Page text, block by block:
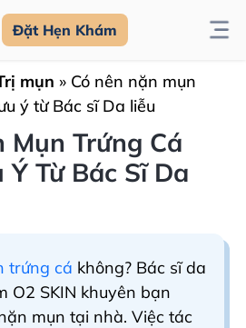
Đặt Hẹn Khám
mụn » Có nên nặn mụn
ý từ Bác sĩ Da liễu
Mụn Trứng Cá
Ý Từ Bác Sĩ Da
trứng cá không? Bác sĩ da
O2 SKIN khuyên bạn
mụn tại nhà. Việc tác